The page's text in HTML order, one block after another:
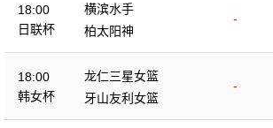
18:00
日联杯
横滨水手
-
柏太阳神
18:00
韩女杯
龙仁三星女篮
-
牙山友利女篮